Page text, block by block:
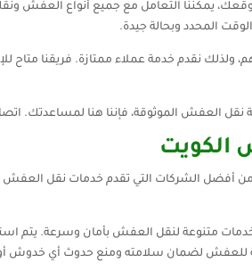
يمكننا التعامل مع جميع أنواع العفش
المحدد وبحالة جيدة.
ولذلك نقدم خدمة عملاء ممتازة. فريقنا
نقل العفش الموثوقة، فإننا هنا لمساعدتك.
الكويت
أفضل الشركات التي تقدم خدمات نقل العفش
متنوعة لنقل العفش بأمان وسرعة. يتم
للعفش لضمان سلامته ومنع حدوث أي خدوش